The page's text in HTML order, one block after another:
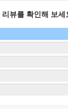
하는 구식 기술 피
래밍 기술 최대한
을 효율적으로 구
연하며 간결한
임워크, 플랫폼을
리뷰를 확인해 보세